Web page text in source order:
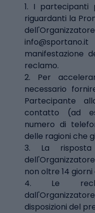
1. I partecipanti
riguardanti la
manifestazione
reclamo.
2. Per
necessario
Partecipante
contatto (ad
numero di
delle ragioni che
3. La
non oltre 14
4. Le
disposizioni del